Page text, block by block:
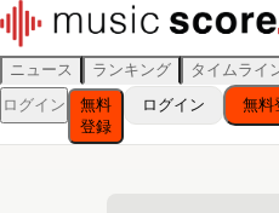
ニュース ランキング タイムライ
ログイン
無料
登録
ログイン 無料